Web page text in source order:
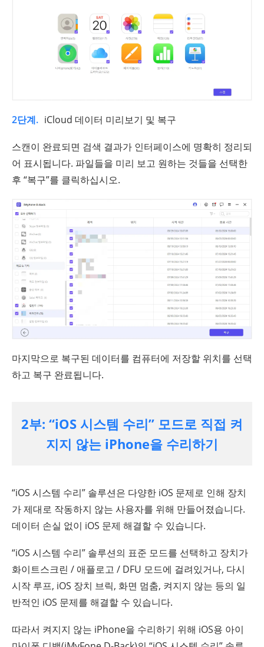
2단계. iCloud 데이터 미리보기 및 복구
스캔이 완료되면 검색 결과가 인터페이스에 명확히 정리되
어 표시됩니다. 파일들을 미리 보고 원하는 것들을 선택한
후 “복구”를 클릭하십시오.
마지막으로 복구된 데이터를 컴퓨터에 저장할 위치를 선택
하고 복구 완료됩니다.
2부: “iOS 시스템 수리’’ 모드로 직접 켜
지지 않는 iPhone을 수리하기
“iOS 시스템 수리” 솔루션은 다양한 iOS 문제로 인해 장치
가 제대로 작동하지 않는 사용자를 위해 만들어졌습니다.
데이터 손실 없이 iOS 문제 해결할 수 있습니다.
“iOS 시스템 수리” 솔루션의 표준 모드를 선택하고 장치가
화이트스크린 / 애플로고 / DFU 모드에 걸려있거나, 다시
시작 루프, iOS 장치 브릭, 화면 멈춤, 켜지지 않는 등의 일
반적인 iOS 문제를 해결할 수 있습니다.
따라서 켜지지 않는 iPhone을 수리하기 위해 iOS용 아이